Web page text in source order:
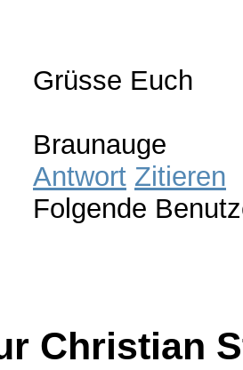
Grüsse Euch
Braunauge
Antwort Zitieren
Folgende
Christian